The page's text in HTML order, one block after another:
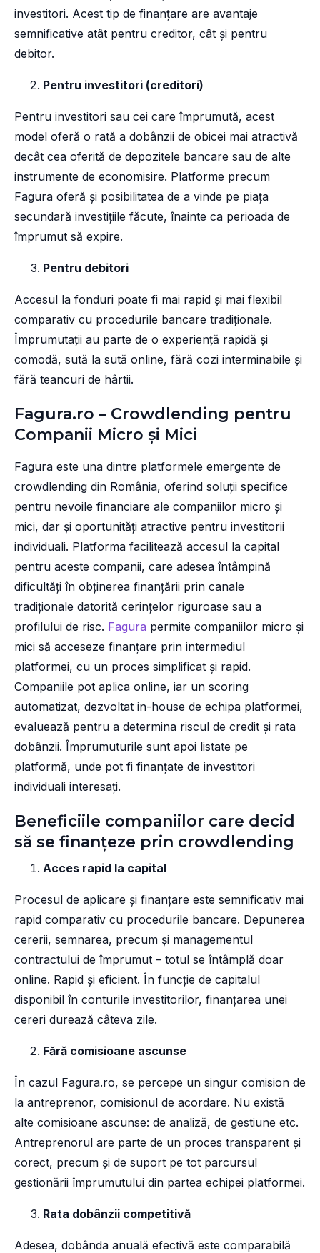
investitori. Acest tip de finanțare are avantaje
semnificative atât pentru creditor, cât și pentru
debitor.
Pentru investitori (creditori)
Pentru investitori sau cei care împrumută, acest
model oferă o rată a dobânzii de obicei mai atractivă
decât cea oferită de depozitele bancare sau de alte
instrumente de economisire. Platforme precum
Fagura oferă și posibilitatea de a vinde pe piața
secundară investițiile făcute, înainte ca perioada de
împrumut să expire.
Pentru debitori
Accesul la fonduri poate fi mai rapid și mai flexibil
comparativ cu procedurile bancare tradiționale.
Împrumutații au parte de o experiență rapidă și
comodă, sută la sută online, fără cozi interminabile și
fără teancuri de hârtii.
Fagura.ro – Crowdlending pentru
Companii Micro și Mici
Fagura este una dintre platformele emergente de
crowdlending din România, oferind soluții specifice
pentru nevoile financiare ale companiilor micro și
mici, dar și oportunități atractive pentru investitorii
individuali. Platforma facilitează accesul la capital
pentru aceste companii, care adesea întâmpină
dificultăți în obținerea finanțării prin canale
tradiționale datorită cerințelor riguroase sau a
profilului de risc. Fagura permite companiilor micro și
mici să acceseze finanțare prin intermediul
platformei, cu un proces simplificat și rapid.
Companiile pot aplica online, iar un scoring
automatizat, dezvoltat in-house de echipa platformei,
evaluează pentru a determina riscul de credit și rata
dobânzii. Împrumuturile sunt apoi listate pe
platformă, unde pot fi finanțate de investitori
individuali interesați.
Beneficiile companiilor care decid
să se finanțeze prin crowdlending
Acces rapid la capital
Procesul de aplicare și finanțare este semnificativ mai
rapid comparativ cu procedurile bancare. Depunerea
cererii, semnarea, precum și managementul
contractului de împrumut – totul se întâmplă doar
online. Rapid și eficient. În funcție de capitalul
disponibil în conturile investitorilor, finanțarea unei
cereri durează câteva zile.
Fără comisioane ascunse
În cazul Fagura.ro, se percepe un singur comision de
la antreprenor, comisionul de acordare. Nu există
alte comisioane ascunse: de analiză, de gestiune etc.
Antreprenorul are parte de un proces transparent și
corect, precum și de suport pe tot parcursul
gestionării împrumutului din partea echipei platformei.
Rata dobânzii competitivă
Adesea, dobânda anuală efectivă este comparabilă